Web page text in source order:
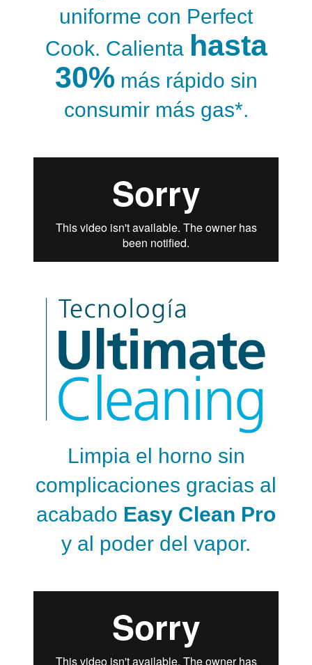
uniforme con Perfect
Cook. Calienta hasta
30% más rápido sin
consumir más gas*.
Limpia el horno sin
complicaciones gracias al
acabado Easy Clean Pro
y al poder del vapor.